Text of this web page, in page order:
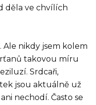
děla ve chvílích
Ale nikdy jsem kolem
takovou míru
Srdcaři,
jsou aktuálně už
nechodí. Často se